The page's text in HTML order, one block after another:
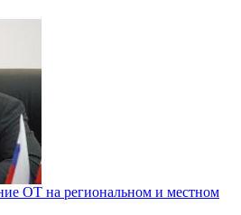
ОТ на региональном и местном